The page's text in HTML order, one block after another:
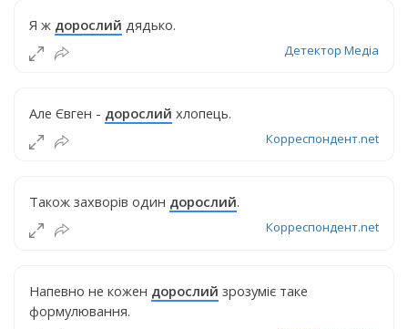
Я ж дорослий дядько.
Детектор Медіа
Але Євген - дорослий хлопець.
Корреспондент.net
Також захворів один дорослий.
Корреспондент.net
Напевно не кожен дорослий зрозуміє таке
формулювання.